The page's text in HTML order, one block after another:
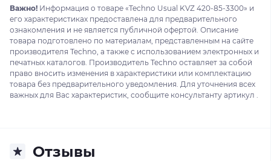
Важно! Информация о товаре «Techno Usual KVZ 420-85-3300» и
его характеристиках предоставлена для предварительного
ознакомления и не является публичной офертой. Описание
товара подготовлено по материалам, представленным на сайте
производителя Techno, а также с использованием электронных и
печатных каталогов. Производитель Techno оставляет за собой
право вносить изменения в характеристики или комплектацию
товара без предварительного уведомления. Для уточнения всех
важных для Вас характеристик, сообщите консультанту артикул .
Отзывы